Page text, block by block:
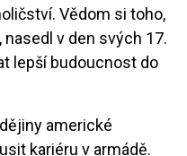
Vědom si toho,
v den svých 17.
lepší budoucnost do
americké
kariéru v armádě.